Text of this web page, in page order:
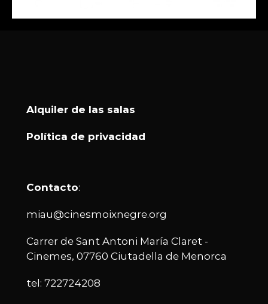
Alquiler de las salas
Política de privacidad
Contacto:
miau@cinesmoixnegre.org
Carrer de Sant Antoni María Claret -
Cinemes, 07760 Ciutadella de Menorca
tel: 722724208